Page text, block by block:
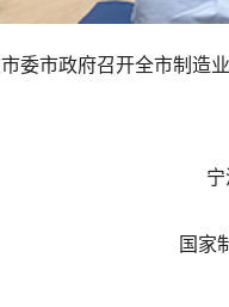
委市政府召开全市制造
国家